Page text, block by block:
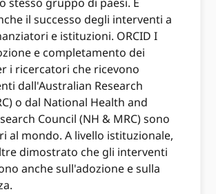
il successo degli interventi a
e istituzioni. ORCID I
e completamento dei
i ricercatori che ricevono
dall'Australian Research
o dal National Health and
Council (NH & MRC) sono
al mondo. A livello istituzionale,
dimostrato che gli interventi
anche sull'adozione e sulla